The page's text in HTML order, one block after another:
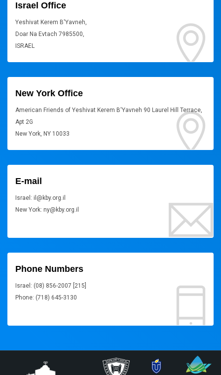
Israel Office
Yeshivat Kerem B'Yavneh,
Doar Na Evtach 7985500,
ISRAEL
New York Office
American Friends of Yeshivat Kerem B'Yavneh 90 Laurel Hill Terrace,
Apt 2G
New York, NY 10033
E-mail
Israel: il@kby.org.il
New York: ny@kby.org.il
Phone Numbers
Israel: (08) 856-2007 [215]
Phone: (718) 645-3130